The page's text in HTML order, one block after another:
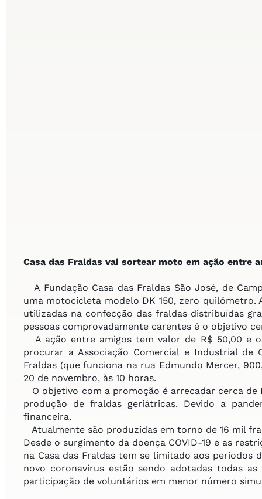
Casa das Fraldas vai sortear moto em ação entre
A Fundação Casa das Fraldas São José, de
uma motocicleta modelo DK 150, zero
utilizadas na confecção das fraldas distribuídas
pessoas comprovadamente carentes é o objetivo
A ação entre amigos tem valor de R$ 50,00 e
procurar a Associação Comercial e Industrial de
Fraldas (que funciona na rua Edmundo Mercer,
20 de novembro, às 10 horas.
O objetivo com a promoção é arrecadar cerca de
produção de fraldas geriátricas. Devido a
financeira.
Atualmente são produzidas em torno de 16 mil
Desde o surgimento da doença COVID-19 e as
na Casa das Fraldas tem se limitado aos períodos
novo coronavirus estão sendo adotadas todas
participação de voluntários em menor número